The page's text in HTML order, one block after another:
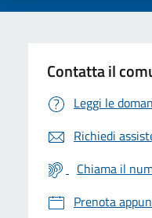
Contatta il
Leggi le
Richiedi
Chiama il
Prenota